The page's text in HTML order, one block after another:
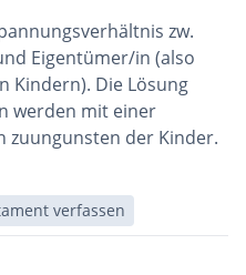
zw.
Eigentümer/in (also
Kindern). Die Lösung
werden mit einer
zuungunsten der Kinder.
verfassen